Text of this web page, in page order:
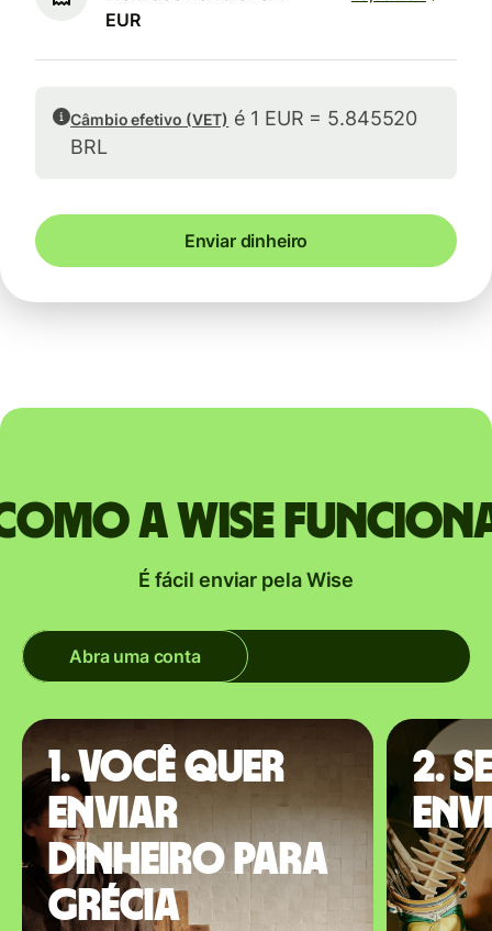
EUR
Câmbio efetivo (VET) é 1 EUR = 5.845520
BRL
Enviar dinheiro
a Wise
É fácil enviar pela Wise
Abra uma conta
1. Você quer
enviar
dinheiro para
Grécia
2.